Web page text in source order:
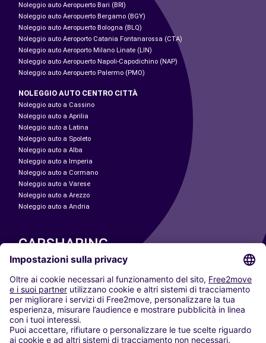
Noleggio auto Aeropuerto Bari (BRI)
Noleggio auto Aeropuerto Bergamo (BGY)
Noleggio auto Aeropuerto Bologna (BLQ)
Noleggio auto Aeroporto Catania Fontanarossa (CTA)
Noleggio auto Aeroporto Milano Linate (LIN)
Noleggio auto Aeropuerto Napoli-Capodichino (NAP)
Noleggio auto Aeropuerto Palermo (PMO)
NOLEGGIO AUTO CENTRO CITTÀ
Noleggio auto a Cassino
Noleggio auto a Aprilia
Noleggio auto a Latina
Noleggio auto a Spoleto
Noleggio auto a Alba
Noleggio auto a Imperia
Noleggio auto a Cormano
Noleggio auto a Varese
Noleggio auto a Arezzo
Noleggio auto a Andria
CARSHARING
LE NOSTRE CITTÀ
Paris
Madrid
Washington DC
Milano
Roma
Torino